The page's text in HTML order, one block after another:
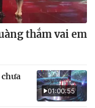
thắm vai em
01:00:55